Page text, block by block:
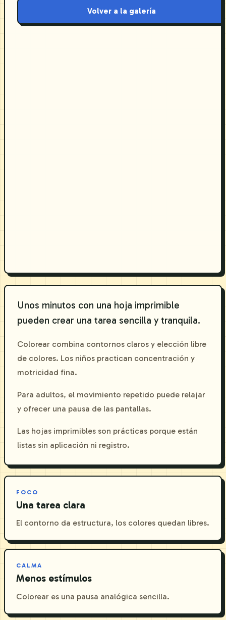
Volver a la galería
Unos minutos con una hoja imprimible
pueden crear una tarea sencilla y tranquila.
Colorear combina contornos claros y elección libre
de colores. Los niños practican concentración y
motricidad fina.
Para adultos, el movimiento repetido puede relajar
y ofrecer una pausa de las pantallas.
Las hojas imprimibles son prácticas porque están
listas sin aplicación ni registro.
FOCO
Una tarea clara
El contorno da estructura, los colores quedan libres.
CALMA
Menos estímulos
Colorear es una pausa analógica sencilla.